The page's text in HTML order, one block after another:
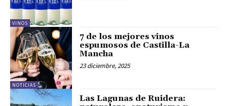
VINOS
NOTICIAS
7 de los mejores vinos
espumosos de Castilla-La
Mancha
23 diciembre, 2025
Las Lagunas de Ruidera: